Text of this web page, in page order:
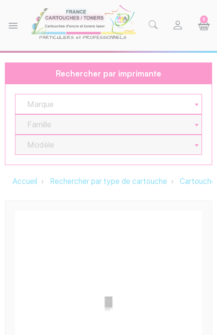
menu
0
Rechercher par imprimante
Marque
Famille
Modèle
Accueil Rechercher par type de cartouche